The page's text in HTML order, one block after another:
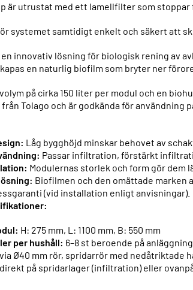
är utrustat med ett lamellfilter som
systemet samtidigt enkelt och säkert att
innovativ lösning för biologisk rening av
en naturlig biofilm som bryter ner
på cirka 150 liter per modul och en
Tolago och är godkända för användning
Låg bygghöjd minskar behovet av
Passar infiltration, förstärkt
Modulernas storlek och form gör dem
Biofilmen och den omättade marken
(vid installation enligt anvisningar).
H: 275 mm, L: 1100 mm, B: 550 mm
per hushåll: 6–8 st beroende på
Ø40 mm rör, spridarrör med nedåtriktade
på spridarlager (infiltration) eller